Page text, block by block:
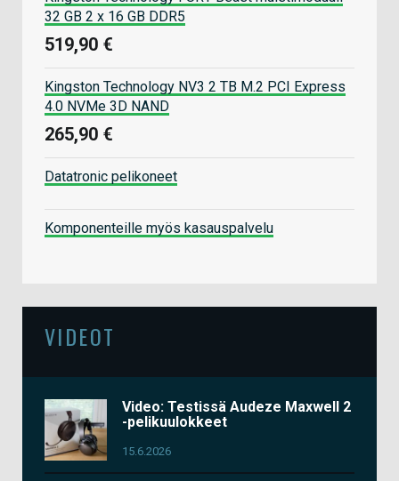
32 GB 2 x 16 GB DDR5
519,90 €
Kingston Technology NV3 2 TB M.2 PCI Express
4.0 NVMe 3D NAND
265,90 €
Datatronic pelikoneet
Komponenteille myös kasauspalvelu
VIDEOT
Video: Testissä Audeze Maxwell 2
-pelikuulokkeet
15.6.2026